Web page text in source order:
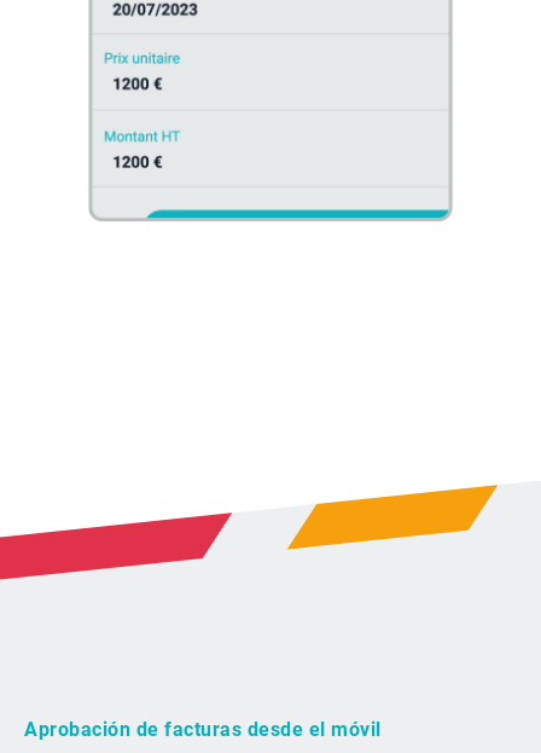
Aprobación de facturas desde el móvil